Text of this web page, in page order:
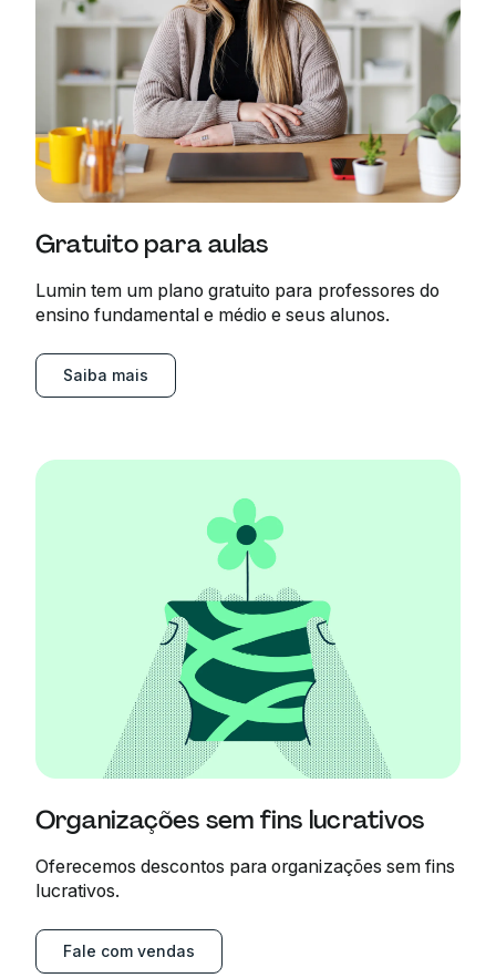
Gratuito para aulas
Lumin tem um plano gratuito para professores do
ensino fundamental e médio e seus alunos.
Saiba mais
Organizações sem fins lucrativos
Oferecemos descontos para organizações sem fins
lucrativos.
Fale com vendas